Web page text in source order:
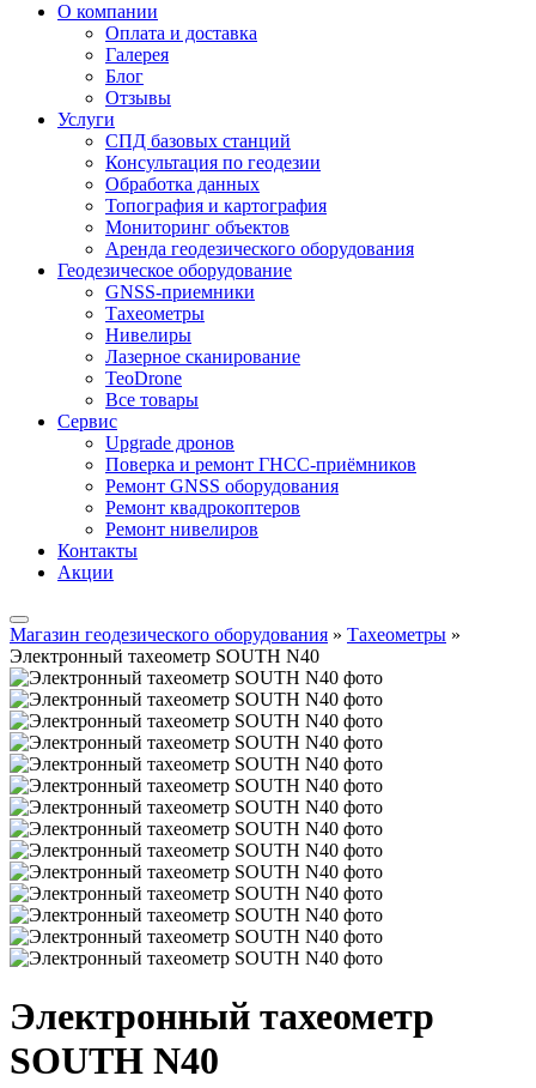
О компании
Оплата и доставка
Галерея
Блог
Отзывы
Услуги
СПД базовых станций
Консультация по геодезии
Обработка данных
Топография и картография
Мониторинг объектов
Аренда геодезического оборудования
Геодезическое оборудование
GNSS-приемники
Тахеометры
Нивелиры
Лазерное сканирование
TeoDrone
Все товары
Сервис
Upgrade дронов
Поверка и ремонт ГНСС-приёмников
Ремонт GNSS оборудования
Ремонт квадрокоптеров
Ремонт нивелиров
Контакты
Акции
Магазин геодезического оборудования » Тахеометры »
Электронный тахеометр SOUTH N40
Электронный тахеометр
SOUTH N40